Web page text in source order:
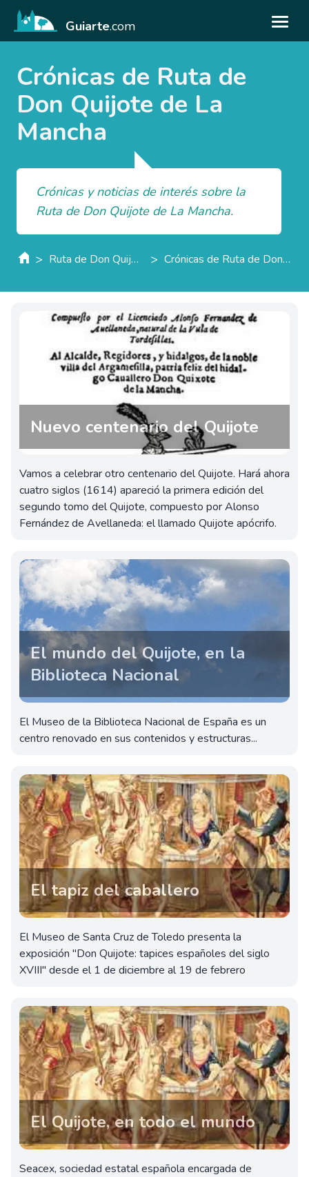
Guiarte.com
Crónicas de Ruta de
Don Quijote de La
Mancha
Crónicas y noticias de interés sobre la
Ruta de Don Quijote de La Mancha.
> Ruta de Don Quijote de La Mancha > Crónicas de Ruta de Don Quijote de La Mancha
Nuevo centenario del Quijote
Vamos a celebrar otro centenario del Quijote. Hará ahora
cuatro siglos (1614) apareció la primera edición del
segundo tomo del Quijote, compuesto por Alonso
Fernández de Avellaneda: el llamado Quijote apócrifo.
El mundo del Quijote, en la
Biblioteca Nacional
El Museo de la Biblioteca Nacional de España es un
centro renovado en sus contenidos y estructuras...
El tapiz del caballero
El Museo de Santa Cruz de Toledo presenta la
exposición "Don Quijote: tapices españoles del siglo
XVIII" desde el 1 de diciembre al 19 de febrero
El Quijote, en todo el mundo
Seacex, sociedad estatal española encargada de